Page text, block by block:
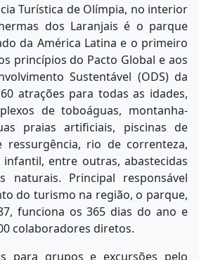
Turística de Olímpia, no interior
dos Laranjais é o parque
da América Latina e o primeiro
princípios do Pacto Global e aos
Sustentável (ODS) da
atrações para todas as idades,
de toboáguas, montanha-
praias artificiais, piscinas de
ressurgência, rio de correnteza,
entre outras, abastecidas
naturais. Principal responsável
do turismo na região, o parque,
funciona os 365 dias do ano e
colaboradores diretos.
para grupos e excursões pelo